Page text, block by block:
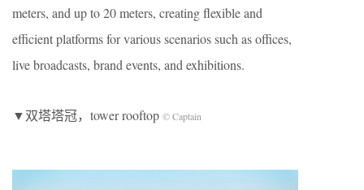
meters, and up to 20 meters, creating flexible and
efficient platforms for various scenarios such as offices,
live broadcasts, brand events, and exhibitions.
▼双塔塔冠，tower rooftop © Captain